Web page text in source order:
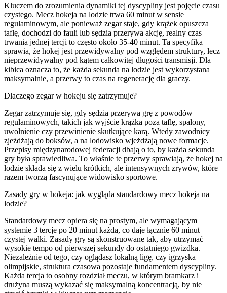
Kluczem do zrozumienia dynamiki tej dyscypliny jest pojęcie czasu
czystego. Mecz hokeja na lodzie trwa 60 minut w sensie
regulaminowym, ale ponieważ zegar staje, gdy krążek opuszcza
taflę, dochodzi do fauli lub sędzia przerywa akcję, realny czas
trwania jednej tercji to często około 35-40 minut. Ta specyfika
sprawia, że hokej jest przewidywalny pod względem struktury, lecz
nieprzewidywalny pod kątem całkowitej długości transmisji. Dla
kibica oznacza to, że każda sekunda na lodzie jest wykorzystana
maksymalnie, a przerwy to czas na regenerację dla graczy.
Dlaczego zegar w hokeju się zatrzymuje?
Zegar zatrzymuje się, gdy sędzia przerywa grę z powodów
regulaminowych, takich jak wyjście krążka poza taflę, spalony,
uwolnienie czy przewinienie skutkujące karą. Wtedy zawodnicy
zjeżdżają do boksów, a na lodowisko wjeżdżają nowe formacje.
Przepisy międzynarodowej federacji dbają o to, by każda sekunda
gry była sprawiedliwa. To właśnie te przerwy sprawiają, że hokej na
lodzie składa się z wielu krótkich, ale intensywnych zrywów, które
razem tworzą fascynujące widowisko sportowe.
Zasady gry w hokeja: jak wygląda standardowy mecz hokeja na
lodzie?
Standardowy mecz opiera się na prostym, ale wymagającym
systemie 3 tercje po 20 minut każda, co daje łącznie 60 minut
czystej walki. Zasady gry są skonstruowane tak, aby utrzymać
wysokie tempo od pierwszej sekundy do ostatniego gwizdka.
Niezależnie od tego, czy oglądasz lokalną ligę, czy igrzyska
olimpijskie, struktura czasowa pozostaje fundamentem dyscypliny.
Każda tercja to osobny rozdział meczu, w którym bramkarz i
drużyna muszą wykazać się maksymalną koncentracją, by nie